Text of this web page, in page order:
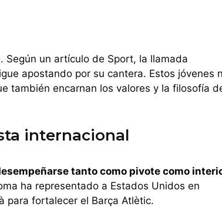
Según un artículo de Sport, la llamada
apostando por su cantera. Estos jóvenes
también encarnan los valores y la filosofía
internacional
tanto como pivote como
ha representado a Estados Unidos en
para fortalecer el Barça Atlètic.